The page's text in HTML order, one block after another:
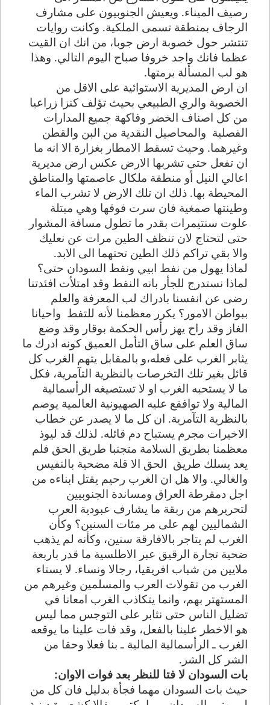
رصيف الميناء. ويعيش الجنوبيون على مشارف
الرجاف بمنطقة تسمى الملكية. وكانت روايات
تنتشر حول خصوبة ارض جوبا، من انك ان القيت
عظما فانك واجد خروفا صباح اليوم التالي. وهذا
هو لب المسألة برمتها.
ان ارض المديرية الاستوائية على الاقل من
الخصوبة والري الطبيعي بحيث تؤلف كنزا زراعيا
من كل اصناف الخضر وفاكهة جميع المدارات
الفصلية والمحاصيل النقدية من البن والقطن
وغيرهما. وحيث تسقط الامطار بغزارة الا انه ما
ان تفعل حتى تشربها الارض عكس ارض مديرية
اعالي النيل أو منطقة ملكال عاصمتها والمناطق
المحيطة بها. ذلك ان تلك الارض لا تشرب الماء
وطينتها صمغية فان سرت فوقها وهي مبتلة
علوت سنتيمرات بقدر ما تطول مسافة المشوار
حتى لتحتاج لان تنظف الطين مرات عن نعليك
والا بقي تراكم ذلك الطين تحتهما الى الابد.
لماذا يهول من نفط ابيي ونفط السودان حتى؟
لماذا نستدرج للجأر بانه النفط وقد امتلأت افئدتنا
رضى عن انفسنا بادراك لب المعرفة والعلم
ببواطن الامور؟ يكرر معظمنا لأنه للتفط واحيانا
الغاز وقد راح يهز رأس الحكمة بوقار وقد وضع
ساق العلم على ساق التأمل العميق كونه ادرك ما
يثابر الغرب على فعله،و بالمقابل يتهم الغرب كل
قائل بغير تلك التخرصات بالنظرية التآمرية، فكل
ما لا يستحبه الغرب او لا تستصيغه الرأسمالية
المالية ولا توافقع عليه الصهيونية العالمية يوصم
بالنظرية التآمرية. ان كل ما لا يصدر عن خطاب
الاخيرات مجرم يستباح دم قائله. لذلك قد ليوذ
معظمنا بطريق السلامة متجنبا طريق الحق فلم
يعد يسلك طريق الحق الا قلة مضحية بالنفيس
والغالي. والا هل ان الغرب رحيم يقتل ابناءه من
اجل دمقرطة العراق ومساندة الجنوبيين
لتحريرهم من ربقة ما يشارف عبودية العرب
الشماليين لهم على مر مئات السنين؟ وكأن
الغرب لم يتاجر بالافارقة سنين، وكأنه لم يذهب
ضحية تجارة الرقيق عبر الاطلسية ما قدر باربعة
ملايين من شباب افريقيا، رجالا ونساء. لا يستاء
الغرب من تقولات العرب والمسلمين وغيرهم من
المستهتر بهم، وانما يتكاذب الغرب امعانا في
تضليل الناس حتى نثابر على التوجس مما ليس
هو الاخطر علينا بالفعل، وقد فات علينا ما يوقعه
الغرب ـ الرأسمالية المالية ـ بنا فعلا وحقا من
الشر كل الشر .
بات السودان لا فتا للنظر بعد فوات الاوان:
حيث بات السودان مهما فجأة بدليل فان كل من